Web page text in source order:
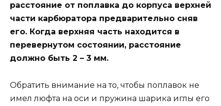
расстояние от поплавка до корпуса верхней
части карбюратора предварительно сняв
его. Когда верхняя часть находится в
перевернутом состоянии, расстояние
должно быть 2 – 3 мм.
Обратить внимание на то, чтобы поплавок не
имел люфта на оси и пружина шарика иглы его